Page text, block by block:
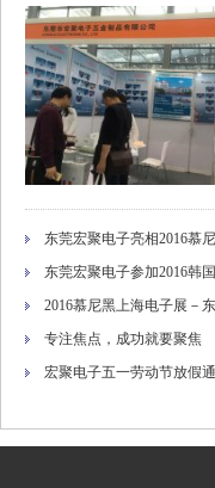
东莞宏聚电子亮相2016慕
东莞宏聚电子参加2016韩
2016慕尼黑上海电子展－
专注焦点，成功就要聚焦
宏聚电子五一劳动节放假